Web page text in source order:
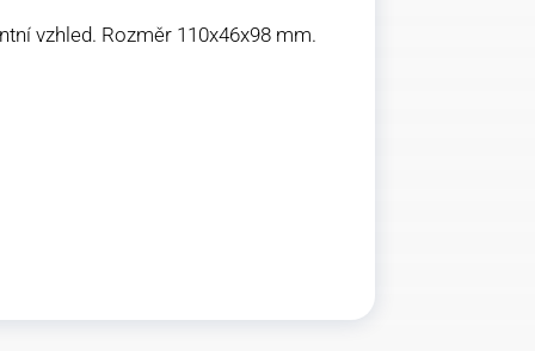
vzhled. Rozměr 110x46x98 mm.